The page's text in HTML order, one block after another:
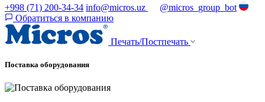
+998 (71) 200-34-34 info@micros.uz
@micros_group_bot
Обратиться в компанию
Печать/Постпечать
Поставка оборудования